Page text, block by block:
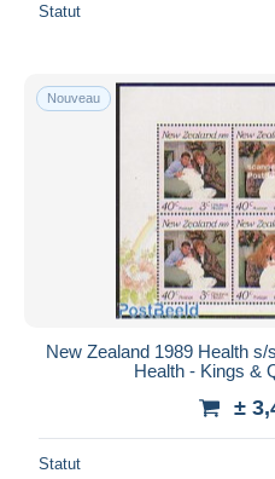
Statut
Nouveau
New Zealand 1989 Health
Health - Kings &
±
Statut